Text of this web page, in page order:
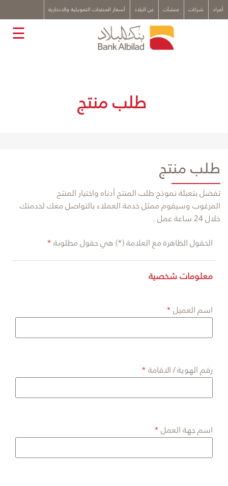
أفراد شركات منشآت عن البلاد أسعار المنتجات التمويلية والادخارية x☰
طلب منتج
طلب منتج
​تفضل بتعبئة نموذج طلب المنتج أدناه واختيار المنتج
المرغوب وسيقوم ممثل خدمة العملاء بالتواصل معكلخدمتك
خلال 24 ساعة عمل .
الحقول الظاهرة مع العلامة (*) هي حقول مطلوبة
معلومات شخصية
اسم العميل
رقم الهوية / الاقامة
اسم جهة العمل